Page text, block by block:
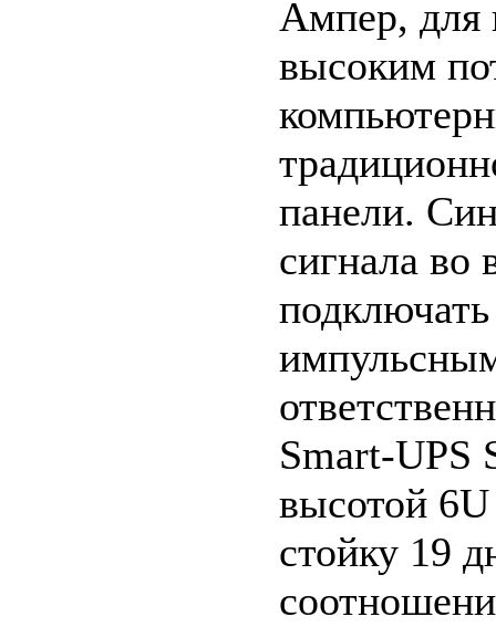
Ампер, для
высоким
панели.
сигнала во
подключать
Smart-
высотой
стойку 19